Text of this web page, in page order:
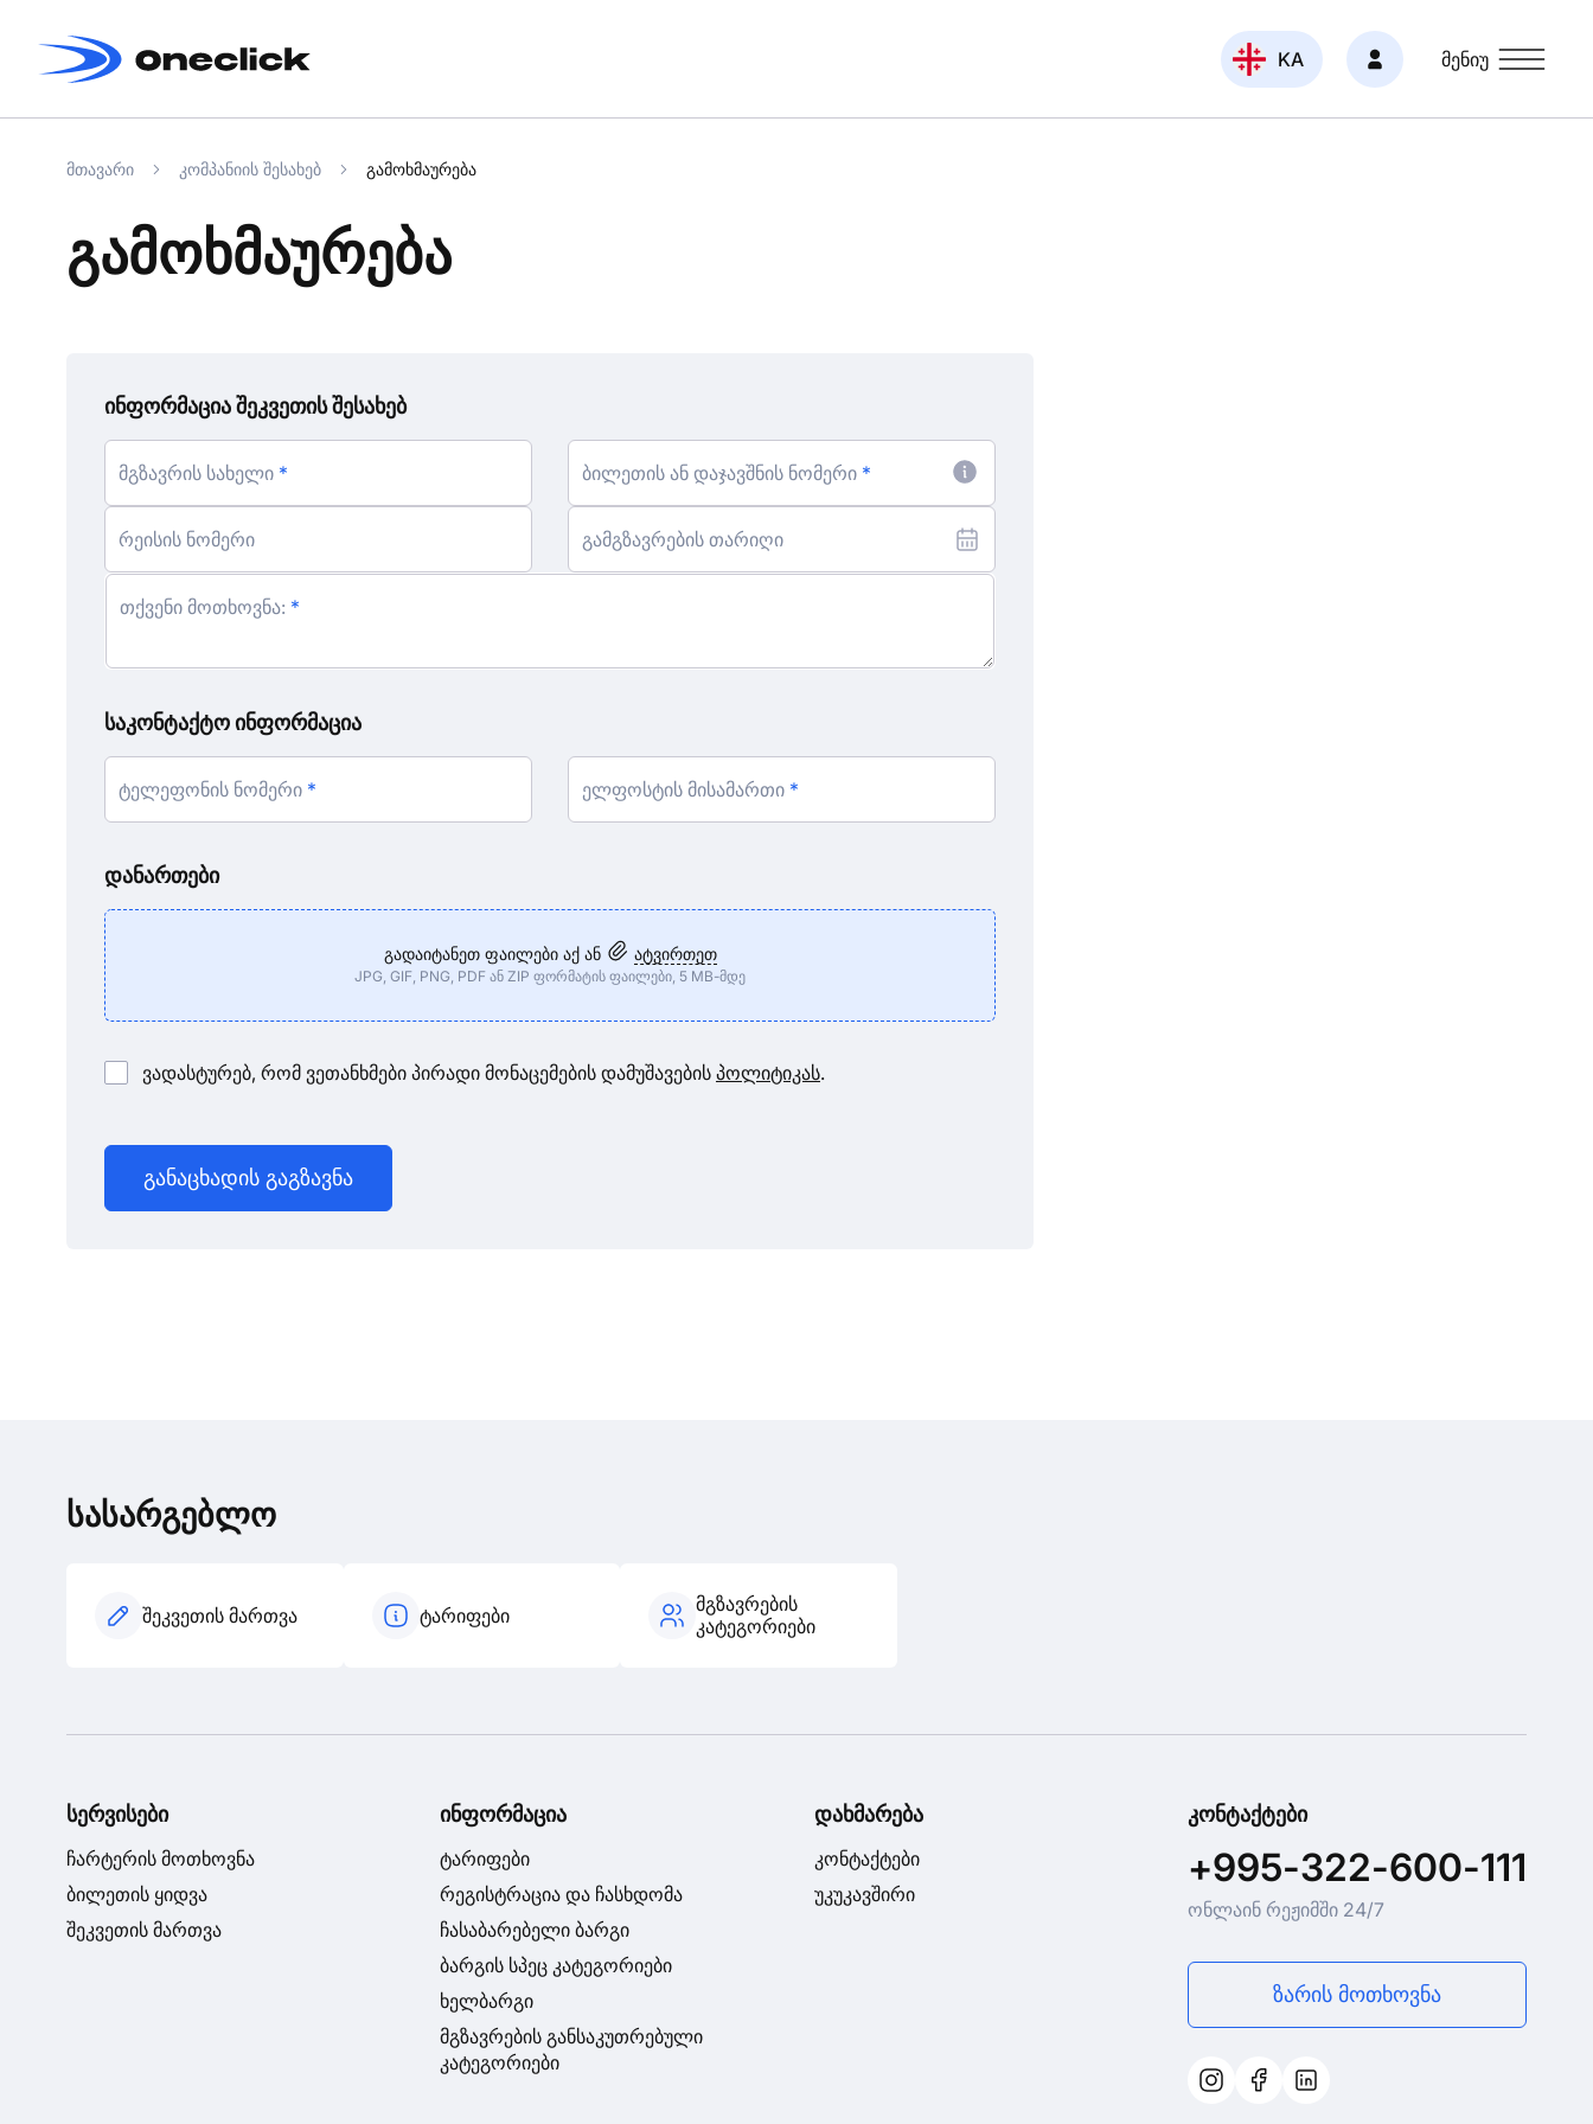
KA მენიუ
მთავარი კომპანიის შესახებ გამოხმაურება
გამოხმაურება
ინფორმაცია შეკვეთის შესახებ
მგზავრის სახელი ბილეთის ან დაჯავშნის ნომერი
რეისის ნომერი გამგზავრების თარიღი
თქვენი მოთხოვნა:
საკონტაქტო ინფორმაცია
ტელეფონის ნომერი ელფოსტის მისამართი
დანართები
გადაიტანეთ ფაილები აქ ან ატვირთეთ
JPG, GIF, PNG, PDF ან ZIP ფორმატის ფაილები, 5 MB-მდე
ვადასტურებ, რომ ვეთანხმები პირადი მონაცემების დამუშავების პოლიტიკას.
განაცხადის გაგზავნა
სასარგებლო
შეკვეთის მართვა ტარიფები
მგზავრების
კატეგორიები
სერვისები
ჩარტერის მოთხოვნა
ბილეთის ყიდვა
შეკვეთის მართვა
ინფორმაცია
ტარიფები
რეგისტრაცია და ჩასხდომა
ჩასაბარებელი ბარგი
ბარგის სპეც კატეგორიები
ხელბარგი
მგზავრების განსაკუთრებული
კატეგორიები
დახმარება
კონტაქტები
უკუკავშირი
კონტაქტები
+995-322-600-111
ონლაინ რეჟიმში 24/7
ზარის მოთხოვნა